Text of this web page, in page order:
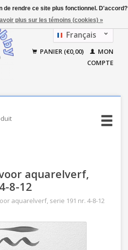
Français
Nederlands
PANIER (€0,00)
MON
COMPTE
aquarelverf,
8-12
aquarelverf, serie 191 nr. 4-8-12
de rendre ce site plus fonctionnel. D'accord?
plus sur les témoins (cookies) »